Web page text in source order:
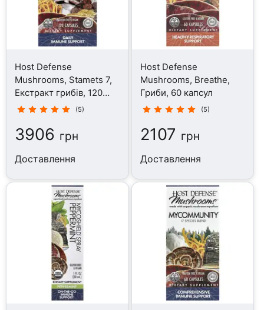
Host Defense
Mushrooms, Stamets 7,
Екстракт грибів, 120
капсул
(5)
3906 грн
Доставлення
Host Defense
Mushrooms, Breathe,
Гриби, 60 капсул
(5)
2107 грн
Доставлення